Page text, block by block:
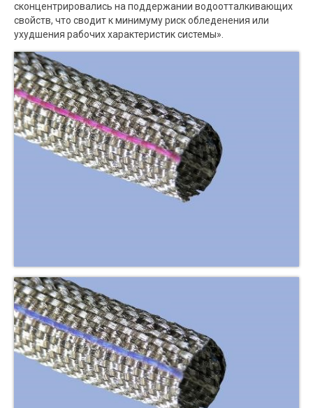
сконцентрировались на поддержании водоотталкивающих
свойств, что сводит к минимуму риск обледенения или
ухудшения рабочих характеристик системы».